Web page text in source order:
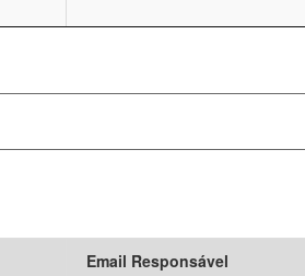
Email Responsável